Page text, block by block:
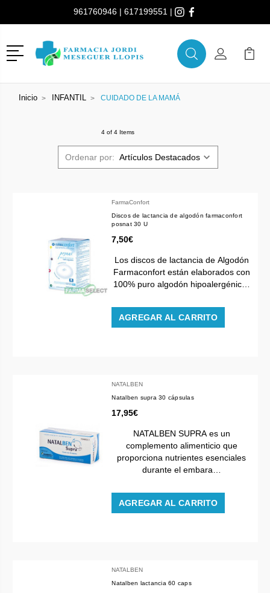
961760946 | 617199551 |
Menú
BuscarMi Cuenta
Mi
Inicio INFANTIL CUIDADO DE LA MAMÁ
4 of 4 Items
Ordenar por:
FarmaConfort
Discos de lactancia de algodón farmaconfort
posnat 30 U
7,50€
Los discos de lactancia de Algodón
Farmaconfort están elaborados con
100% puro algodón hipoalergénic…
AGREGAR AL CARRITO
NATALBEN
Natalben supra 30 cápsulas
17,95€
NATALBEN SUPRA es un
complemento alimenticio que
proporciona nutrientes esenciales
durante el embara…
AGREGAR AL CARRITO
NATALBEN
Natalben lactancia 60 caps